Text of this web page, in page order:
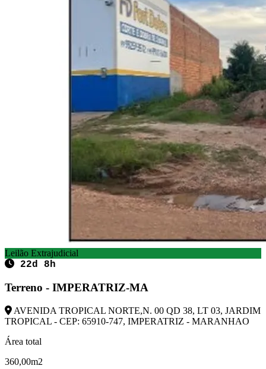
Leilão Extrajudicial
22d 8h
Terreno - IMPERATRIZ-MA
AVENIDA TROPICAL NORTE,N. 00 QD 38, LT 03, JARDIM
TROPICAL - CEP: 65910-747, IMPERATRIZ - MARANHAO
Área total
360,00m2